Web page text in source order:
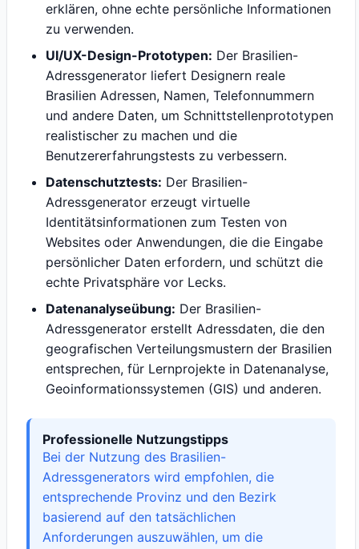
erklären, ohne echte persönliche Informationen
zu verwenden.
UI/UX-Design-Prototypen: Der Brasilien-
Adressgenerator liefert Designern reale
Brasilien Adressen, Namen, Telefonnummern
und andere Daten, um Schnittstellenprototypen
realistischer zu machen und die
Benutzererfahrungstests zu verbessern.
Datenschutztests: Der Brasilien-
Adressgenerator erzeugt virtuelle
Identitätsinformationen zum Testen von
Websites oder Anwendungen, die die Eingabe
persönlicher Daten erfordern, und schützt die
echte Privatsphäre vor Lecks.
Datenanalyseübung: Der Brasilien-
Adressgenerator erstellt Adressdaten, die den
geografischen Verteilungsmustern der Brasilien
entsprechen, für Lernprojekte in Datenanalyse,
Geoinformationssystemen (GIS) und anderen.
Professionelle Nutzungstipps
Bei der Nutzung des Brasilien-
Adressgenerators wird empfohlen, die
entsprechende Provinz und den Bezirk
basierend auf den tatsächlichen
Anforderungen auszuwählen, um die